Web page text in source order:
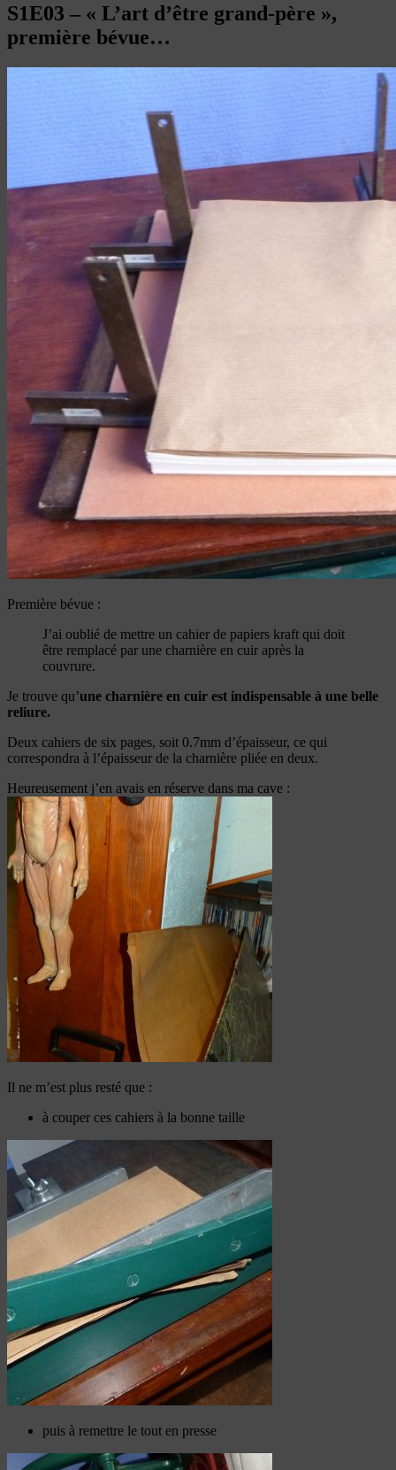
S1E03 – « L’art d’être grand-père »,
première bévue…
Première bévue :
J’ai oublié de mettre un cahier de papiers kraft qui doit
être remplacé par une charnière en cuir après la
couvrure.
Je trouve qu’une charnière en cuir est indispensable à une belle
reliure.
Deux cahiers de six pages, soit 0.7mm d’épaisseur, ce qui
correspondra à l’épaisseur de la charnière pliée en deux.
Heureusement j’en avais en réserve dans ma cave :
Il ne m’est plus resté que :
à couper ces cahiers à la bonne taille
puis à remettre le tout en presse